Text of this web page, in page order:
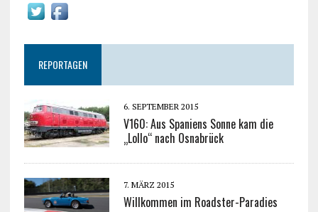
REPORTAGEN
6. SEPTEMBER 2015
V160: Aus Spaniens Sonne kam die
„Lollo“ nach Osnabrück
7. MÄRZ 2015
Willkommen im Roadster-Paradies